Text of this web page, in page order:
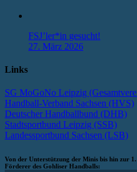
FSJ’ler*in gesucht!
27. März 2026
Links
SG MoGoNo Leipzig
Handball-Verband Sachsen (HVS)
Deutscher Handballbund (DHB)
Stadtsportbund Leipzig (SSB)
Landessportbund Sachsen (LSB)
Von der Unterstützung der Minis bis hin zur
Förderer des Gohliser Handballs: